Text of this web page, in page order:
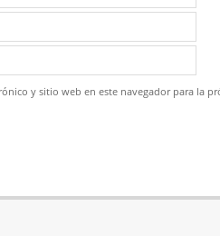
y sitio web en este navegador para la